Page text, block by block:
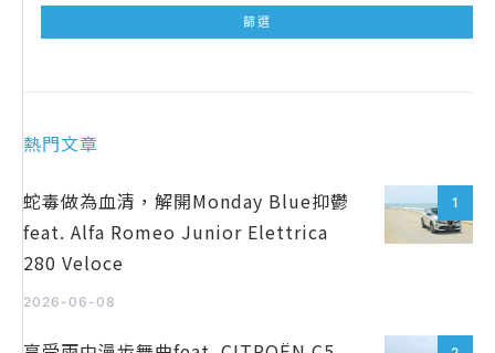
熱門文章
1
蛇毒做為血清，解開Monday Blue抑鬱
feat. Alfa Romeo Junior Elettrica
280 Veloce
2026-06-08